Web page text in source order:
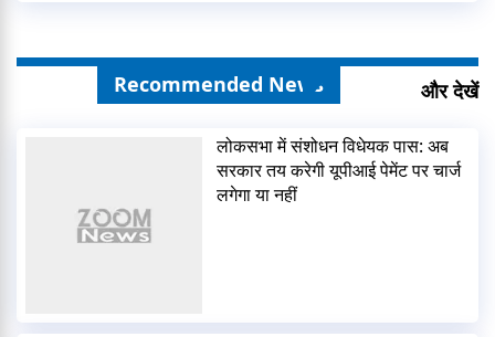
Recommended News और देखें
लोकसभा में संशोधन विधेयक पास: अब
सरकार तय करेगी यूपीआई पेमेंट पर चार्ज
लगेगा या नहीं